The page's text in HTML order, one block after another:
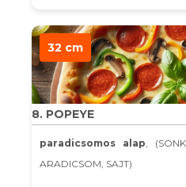
32 cm
8. POPEYE
paradicsomos alap,
ARADICSOM, SAJT)